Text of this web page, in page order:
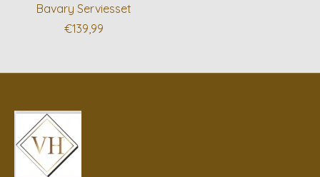
Bavary Serviesset
€139,99